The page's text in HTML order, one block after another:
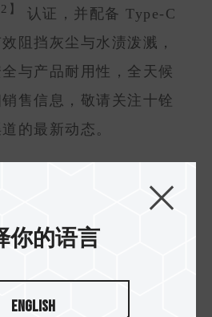
2】
认证，并配备 Type-C
阻挡灰尘与水渍泼溅，
与产品耐用性，全天候
售信息，敬请关注十铨
的最新动态。
你的语言
English